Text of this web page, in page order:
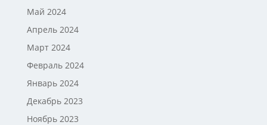
Май 2024
Апрель 2024
Март 2024
Февраль 2024
Январь 2024
Декабрь 2023
Ноябрь 2023